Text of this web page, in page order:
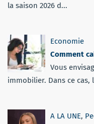
la saison 2026 d...
Economie
Comment
Vous
immobilier. Dans ce cas,
A LA UNE,